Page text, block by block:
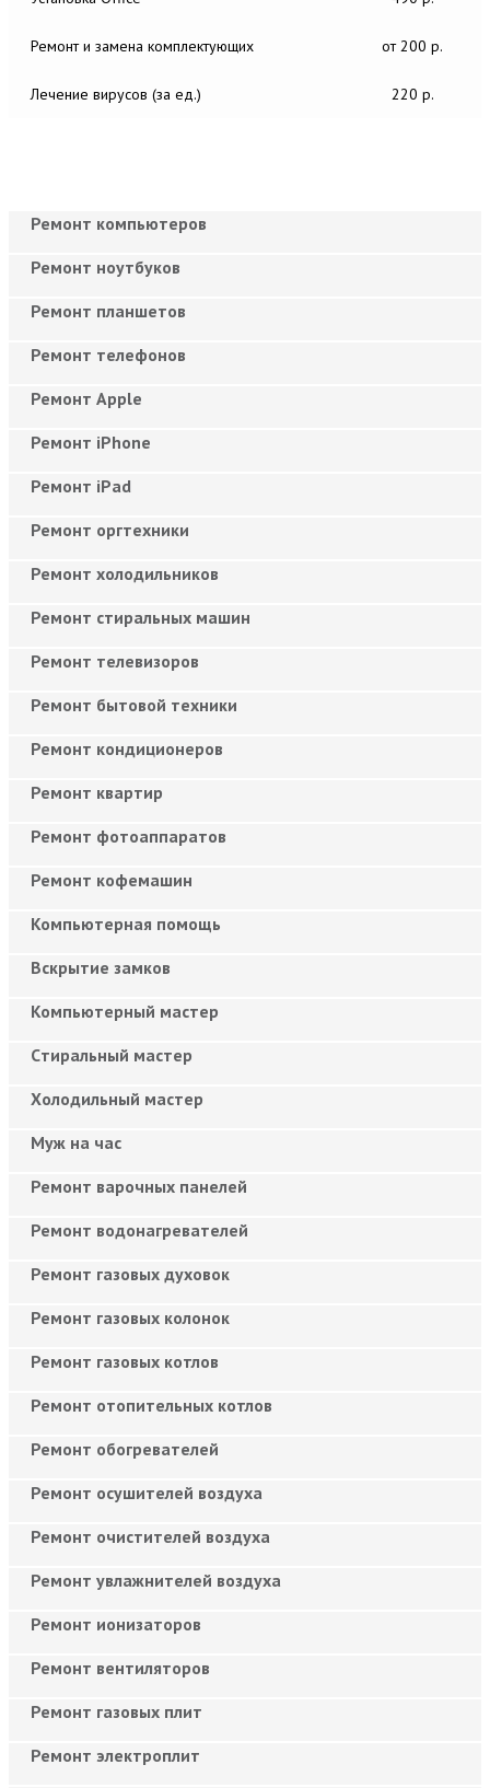
Ремонт и замена комплектующих от 200 р.
Лечение вирусов (за ед.) 220 р.
Ремонт компьютеров
Ремонт ноутбуков
Ремонт планшетов
Ремонт телефонов
Ремонт Apple
Ремонт iPhone
Ремонт iPad
Ремонт оргтехники
Ремонт холодильников
Ремонт стиральных машин
Ремонт телевизоров
Ремонт бытовой техники
Ремонт кондиционеров
Ремонт квартир
Ремонт фотоаппаратов
Ремонт кофемашин
Компьютерная помощь
Вскрытие замков
Компьютерный мастер
Cтиральный мастер
Холодильный мастер
Муж на час
Ремонт варочных панелей
Ремонт водонагревателей
Ремонт газовых духовок
Ремонт газовых колонок
Ремонт газовых котлов
Ремонт отопительных котлов
Ремонт обогревателей
Ремонт осушителей воздуха
Ремонт очистителей воздуха
Ремонт увлажнителей воздуха
Ремонт ионизаторов
Ремонт вентиляторов
Ремонт газовых плит
Ремонт электроплит